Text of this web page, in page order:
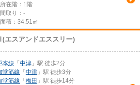
所在階：1階
間取り：-
面積：34.51㎡
エスアンドエススリー)
本線 「 中津 」駅 徒歩2分
堂筋線 「 中津 」駅 徒歩3分
堂筋線 「 梅田 」駅 徒歩14分